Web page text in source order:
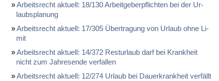
Ar­beits­recht ak­tu­ell: 18/130 Ar­beit­ge­ber­pflich­ten bei der Ur­
laubs­pla­nung
Ar­beits­recht ak­tu­ell: 17/305 Über­tra­gung von Ur­laub oh­ne Li­
mit
Ar­beits­recht ak­tu­ell: 14/372 Rest­ur­laub darf bei Krank­heit
nicht zum Jah­res­en­de ver­fal­len
Ar­beits­recht ak­tu­ell: 12/274 Ur­laub bei Dau­er­krank­heit ver­fällt